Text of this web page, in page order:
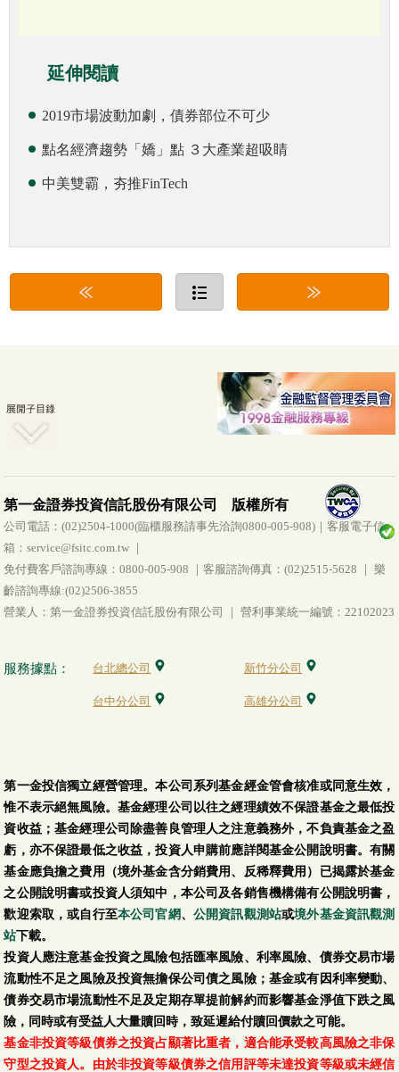
延伸閱讀
2019市場波動加劇，債券部位不可少
點名經濟趨勢「嬌」點 ３大產業超吸睛
中美雙霸，夯推FinTech
第一金證券投資信託股份有限公司 版權所有
公司電話：(02)2504-1000(臨櫃服務請事先洽詢0800-005-908)｜客服電子信
箱：service@fsitc.com.tw ｜
免付費客戶諮詢專線：0800-005-908 ｜客服諮詢傳真：(02)2515-5628 ｜ 樂
齡諮詢專線:(02)2506-3855
營業人：第一金證券投資信託股份有限公司 ｜ 營利事業統一編號：22102023
服務據點： 台北總公司 新竹分公司
台中分公司 高雄分公司
第一金投信獨立經營管理。本公司系列基金經金管會核准或同意生效，
惟不表示絕無風險。基金經理公司以往之經理績效不保證基金之最低投
資收益；基金經理公司除盡善良管理人之注意義務外，不負責基金之盈
虧，亦不保證最低之收益，投資人申購前應詳閱基金公開說明書。有關
基金應負擔之費用（境外基金含分銷費用、反稀釋費用）已揭露於基金
之公開說明書或投資人須知中，本公司及各銷售機構備有公開說明書，
歡迎索取，或自行至本公司官網、 公開資訊觀測站或境外基金資訊觀測
站下載。
投資人應注意基金投資之風險包括匯率風險、利率風險、債券交易市場
流動性不足之風險及投資無擔保公司債之風險；基金或有因利率變動、
債券交易市場流動性不足及定期存單提前解約而影響基金淨值下跌之風
險，同時或有受益人大量贖回時，致延遲給付贖回價款之可能。
基金非投資等級債券之投資占顯著比重者，適合能承受較高風險之非保
守型之投資人。由於非投資等級債券之信用評等未達投資等級或未經信